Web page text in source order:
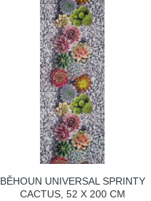
BĚHOUN UNIVERSAL SPRINTY
CACTUS, 52 X 200 CM